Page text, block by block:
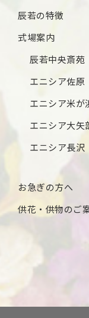
2024年4月
2024年3月
2024年1月
2023年12月
2023年8月
辰若の特徴
式場案内
辰若中央斎苑
エニシア佐原
エニシア米が
エニシア大矢
エニシア長沢
お急ぎの方へ
供花・供物のご